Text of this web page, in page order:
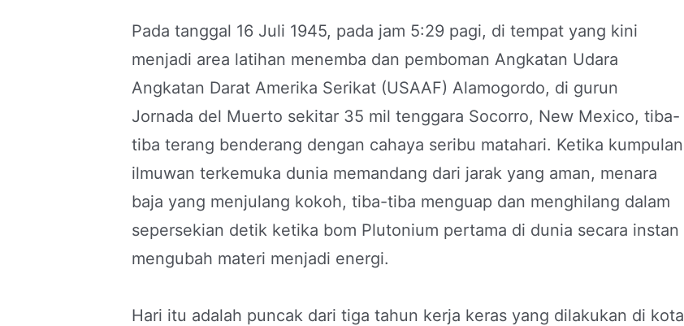
Pada tanggal 16 Juli 1945, pada jam 5:29 pagi, di tempat yang kini
menjadi area latihan menemba dan pemboman Angkatan Udara
Angkatan Darat Amerika Serikat (USAAF) Alamogordo, di gurun
Jornada del Muerto sekitar 35 mil tenggara Socorro, New Mexico, tiba-
tiba terang benderang dengan cahaya seribu matahari. Ketika kumpulan
ilmuwan terkemuka dunia memandang dari jarak yang aman, menara
baja yang menjulang kokoh, tiba-tiba menguap dan menghilang dalam
sepersekian detik ketika bom Plutonium pertama di dunia secara instan
mengubah materi menjadi energi.
Hari itu adalah puncak dari tiga tahun kerja keras yang dilakukan di kota